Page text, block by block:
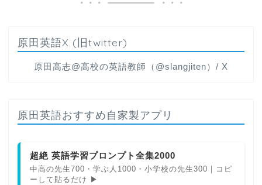
原田英語X (旧twitter)
原田高志@高校の英語教師（@slangjiten）/ X
原田英語おすすめ自家製アプリ
超絶 英語学習プロンプト全集2000
中高の先生700・学ぶ人1000・小学校の先生300｜コピ
ーして貼るだけ ▶